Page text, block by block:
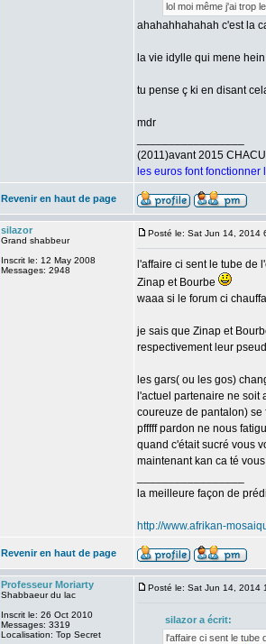
lol moi même j'ai trop
ahahahhahahah c'est la
la vie idylle qui mene
tu pense ç ki en disant
mdr
(2011)avant 2015
les euros font fonctionner
Revenir en haut de page
silazor
Grand shabbeur
Inscrit le: 12 May 2008
Messages: 2948
Posté le: Sat Jun 14, 2014
l'affaire ci sent le tube de
Zinap et Bourbe
waaa si le forum ci
je sais que Zinap et
respectivement leur
les gars( ou les gos)
l'actuel partenaire ne soit
coureuze de pantalon) se
pfffff pardon ne nous
quand c'était sucré vous
maintenant kan ca té
la meilleure façon de
http://www.afrikan-
Revenir en haut de page
Professeur Moriarty
Shabbaeur du lac
Inscrit le: 26 Oct 2010
Messages: 3319
Localisation: Top Secret
Posté le: Sat Jun 14, 2014
silazor a écrit:
l'affaire ci sent le tube